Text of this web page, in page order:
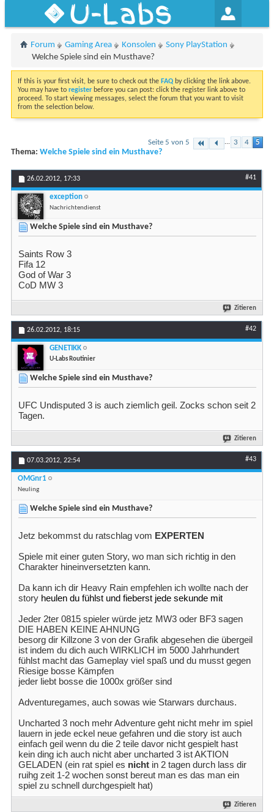
U-Labs
Forum Gaming Area Konsolen
Sony PlayStation
Welche Spiele sind ein Musthave?
If this is your first visit, be sure to check out the FAQ by clicking the link above.
You may have to register before you can post: click the register link above to
proceed. To start viewing messages, select the forum that you want to visit
from the selection below.
Seite 5 von 5 ... 3 4 5
Thema: Welche Spiele sind ein Musthave?
26.02.2012, 17:33 #41
exception
Nachrichtendienst
Welche Spiele sind ein Musthave?
Saints Row 3
Fifa 12
God of War 3
CoD MW 3
Zitieren
26.02.2012, 18:15 #42
GENETIKK
U-Labs Routinier
Welche Spiele sind ein Musthave?
UFC Undisputed 3 is auch ziemlich geil. Zocks schon seit 2
Tagen.
Zitieren
07.03.2012, 22:54 #43
OMGnr1
Neuling
Welche Spiele sind ein Musthave?
Jetz bekommst du ratschlag vom EXPERTEN
Spiele mit einer guten Story, wo man sich richtig in den
Charakter hineinversetzten kann.
Da kann ich dir Heavy Rain empfehlen ich wollte nach der
story heulen du fühlst und fieberst jede sekunde mit
Jeder 2ter 0815 spieler würde jetz MW3 oder BF3 sagen
DIE HABEN KEINE AHNUNG
besorg dir Killzone 3 von der Grafik abgesehen die übergeil
ist indem du dich auch WIRKLICH im 5000 Jahrhundert
fühlst macht das Gameplay viel spaß und du musst gegen
Riesige bosse Kämpfen
jeder liebt bosse die 1000x größer sind
Adventuregames, auch sowas wie Starwars durchaus.
Uncharted 3 noch mehr Adventure geht nicht mehr im spiel
lauern in jede eckel neue gefahren und die story ist auch
einfach geil wenn du die 2 teile davor nicht gespielt hast
kein ding ich auch nicht aber uncharted 3 ist AKTION
GELADEN (ein rat spiel es nicht in 2 tagen durch lass dir
ruihg zeit 1-2 wochen sonst bereut man es das man ein
spiel zu schnell durchgespielt hat)
Zitieren